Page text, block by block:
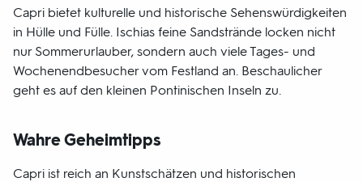
Capri bietet kulturelle und historische Sehenswürdigkeiten
in Hülle und Fülle. Ischias feine Sandstrände locken nicht
nur Sommerurlauber, sondern auch viele Tages- und
Wochenendbesucher vom Festland an. Beschaulicher
geht es auf den kleinen Pontinischen Inseln zu.
Wahre Geheimtipps
Capri ist reich an Kunstschätzen und historischen